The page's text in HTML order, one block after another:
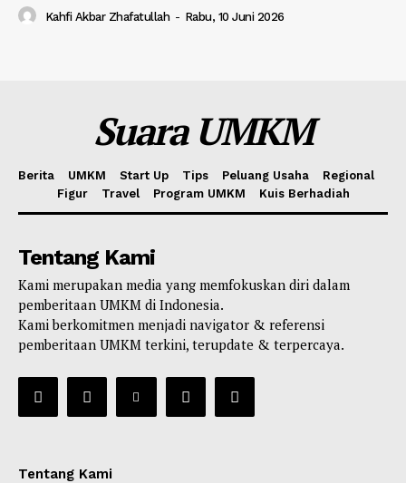
Kahfi Akbar Zhafatullah - Rabu, 10 Juni 2026
Suara UMKM
Berita UMKM Start Up Tips Peluang Usaha
Regional
Figur
Travel Program UMKM Kuis Berhadiah
Tentang Kami
Kami merupakan media yang memfokuskan diri dalam
pemberitaan UMKM di Indonesia.
Kami berkomitmen menjadi navigator & referensi
pemberitaan UMKM terkini, terupdate & terpercaya.
Tentang Kami